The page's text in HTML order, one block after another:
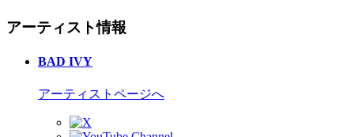
アーティスト情報
BAD IVY
アーティストページへ